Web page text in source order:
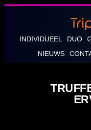
INDIVIDUEEL DUO
NIEUWS